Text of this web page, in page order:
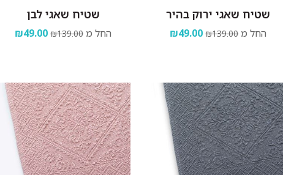
שטיח שאגי ירוק בהיר
החל מ ₪139.00
₪49.00
שטיח שאגי לבן
החל מ ₪139.00
₪49.00